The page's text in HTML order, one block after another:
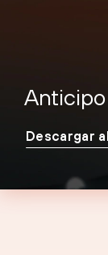
Descargar